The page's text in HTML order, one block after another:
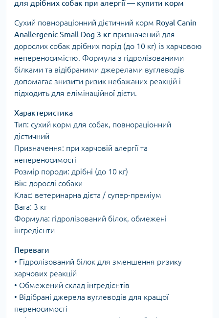
для дрібних собак при алергії — купити корм
Сухий повнораціонний дієтичний корм Royal Canin
Anallergenic Small Dog 3 кг призначений для
дорослих собак дрібних порід (до 10 кг) із харчовою
непереносимістю. Формула з гідролізованими
білками та відібраними джерелами вуглеводів
допомагає знизити ризик небажаних реакцій і
підходить для елімінаційної дієти.
Характеристика
Тип: сухий корм для собак, повнораціонний
дієтичний
Призначення: при харчовій алергії та
непереносимості
Розмір породи: дрібні (до 10 кг)
Вік: дорослі собаки
Клас: ветеринарна дієта / супер-преміум
Вага: 3 кг
Формула: гідролізований білок, обмежені
інгредієнти
Переваги
• Гідролізований білок для зменшення ризику
харчових реакцій
• Обмежений склад інгредієнтів
• Відібрані джерела вуглеводів для кращої
переносимості